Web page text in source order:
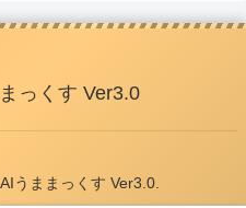
っくす Ver3.0
うままっくす Ver3.0.